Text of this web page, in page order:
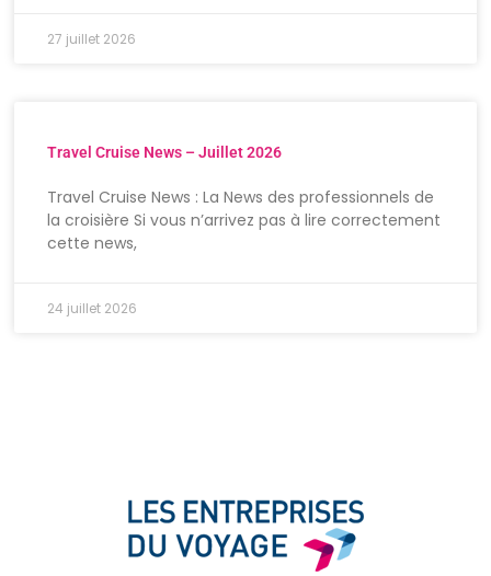
27 juillet 2026
Travel Cruise News – Juillet 2026
Travel Cruise News : La News des professionnels de
la croisière Si vous n’arrivez pas à lire correctement
cette news,
24 juillet 2026